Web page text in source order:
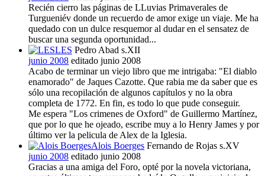
Recién cierro las páginas de LLuvias Primaverales de
Turgueniév donde un recuerdo de amor exige un viaje. Me ha
quedado con un dulce resquemor al dudar en el sensatez de
buscar una segunda oportunidad...
LES Pedro Abad s.XII
junio 2008 editado junio 2008
Acabo de terminar un viejo libro que me intrigaba: "El diablo
enamorado" de Jaques Cazotte. Que rabia me da saber que es
sólo una recopilación de algunos capítulos y no la obra
completa de 1772. En fin, es todo lo que pude conseguir.
Me espera "Los crimenes de Oxford" de Guillermo Martínez,
que por lo que he ojeado, escribe muy a lo Henry James y por
último ver la pelicula de Alex de la Iglesia.
Alois Boerges Fernando de Rojas s.XV
junio 2008 editado junio 2008
Gracias a una amiga del Foro, opté por la novela victoriana,